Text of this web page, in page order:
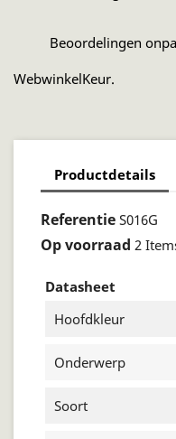
Beoordelingen
WebwinkelKeur.
Productdetails
Referentie S016G
Op voorraad 2
Datasheet
Hoofdkleur
Onderwerp
Soort